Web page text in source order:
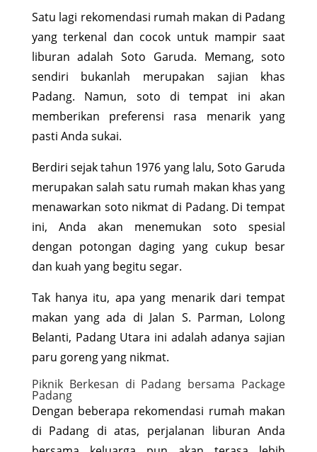
Satu lagi rekomendasi rumah makan di Padang
yang terkenal dan cocok untuk mampir saat
liburan adalah Soto Garuda. Memang, soto
sendiri bukanlah merupakan sajian khas
Padang. Namun, soto di tempat ini akan
memberikan preferensi rasa menarik yang
pasti Anda sukai.
Berdiri sejak tahun 1976 yang lalu, Soto Garuda
merupakan salah satu rumah makan khas yang
menawarkan soto nikmat di Padang. Di tempat
ini, Anda akan menemukan soto spesial
dengan potongan daging yang cukup besar
dan kuah yang begitu segar.
Tak hanya itu, apa yang menarik dari tempat
makan yang ada di Jalan S. Parman, Lolong
Belanti, Padang Utara ini adalah adanya sajian
paru goreng yang nikmat.
Piknik Berkesan di Padang bersama Package
Padang
Dengan beberapa rekomendasi rumah makan
di Padang di atas, perjalanan liburan Anda